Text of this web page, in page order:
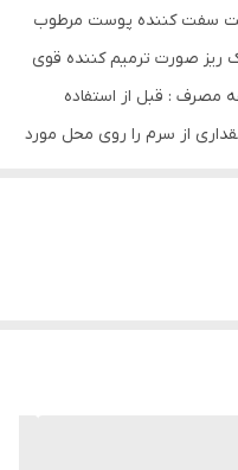
سفت کننده پوست مرطوب
ریز صورت ترمیم کننده قوی
مصرف : قبل از استفاده
از سرم را روی محل مورد